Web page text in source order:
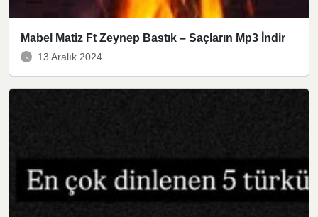
Mabel Matiz Ft Zeynep Bastık – Saçların Mp3 İndir
13 Aralık 2024